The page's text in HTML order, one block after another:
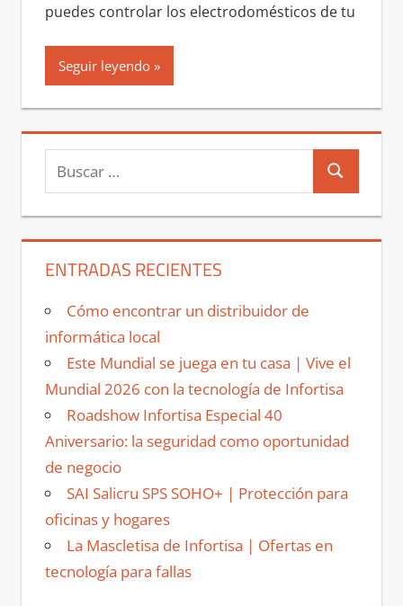
puedes controlar los electrodomésticos de tu
Seguir leyendo
Buscar:
Buscar
ENTRADAS RECIENTES
Cómo encontrar un distribuidor de
informática local
Este Mundial se juega en tu casa | Vive el
Mundial 2026 con la tecnología de Infortisa
Roadshow Infortisa Especial 40
Aniversario: la seguridad como oportunidad
de negocio
SAI Salicru SPS SOHO+ | Protección para
oficinas y hogares
La Mascletisa de Infortisa | Ofertas en
tecnología para fallas